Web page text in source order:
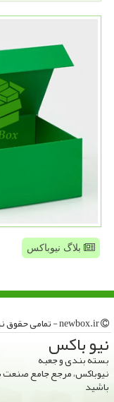
بلاگ نیوباکس
نیو باكس
بسته بندی و جعبه
نیوباکس، مرجع جامع صنعت
باشید